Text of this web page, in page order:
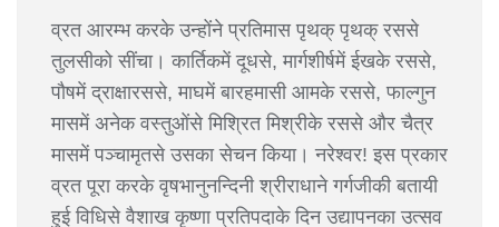
व्रत आरम्भ करके उन्होंने प्रतिमास पृथक् पृथक् रससे
तुलसीको सींचा। कार्तिकमें दूधसे, मार्गशीर्षमें ईखके रससे,
पौषमें द्राक्षारससे, माघमें बारहमासी आमके रससे, फाल्गुन
मासमें अनेक वस्तुओंसे मिश्रित मिश्रीके रससे और चैत्र
मासमें पञ्चामृतसे उसका सेचन किया। नरेश्वर! इस प्रकार
व्रत पूरा करके वृषभानुनन्दिनी श्रीराधाने गर्गजीकी बतायी
हुई विधिसे वैशाख कृष्णा प्रतिपदाके दिन उद्यापनका उत्सव